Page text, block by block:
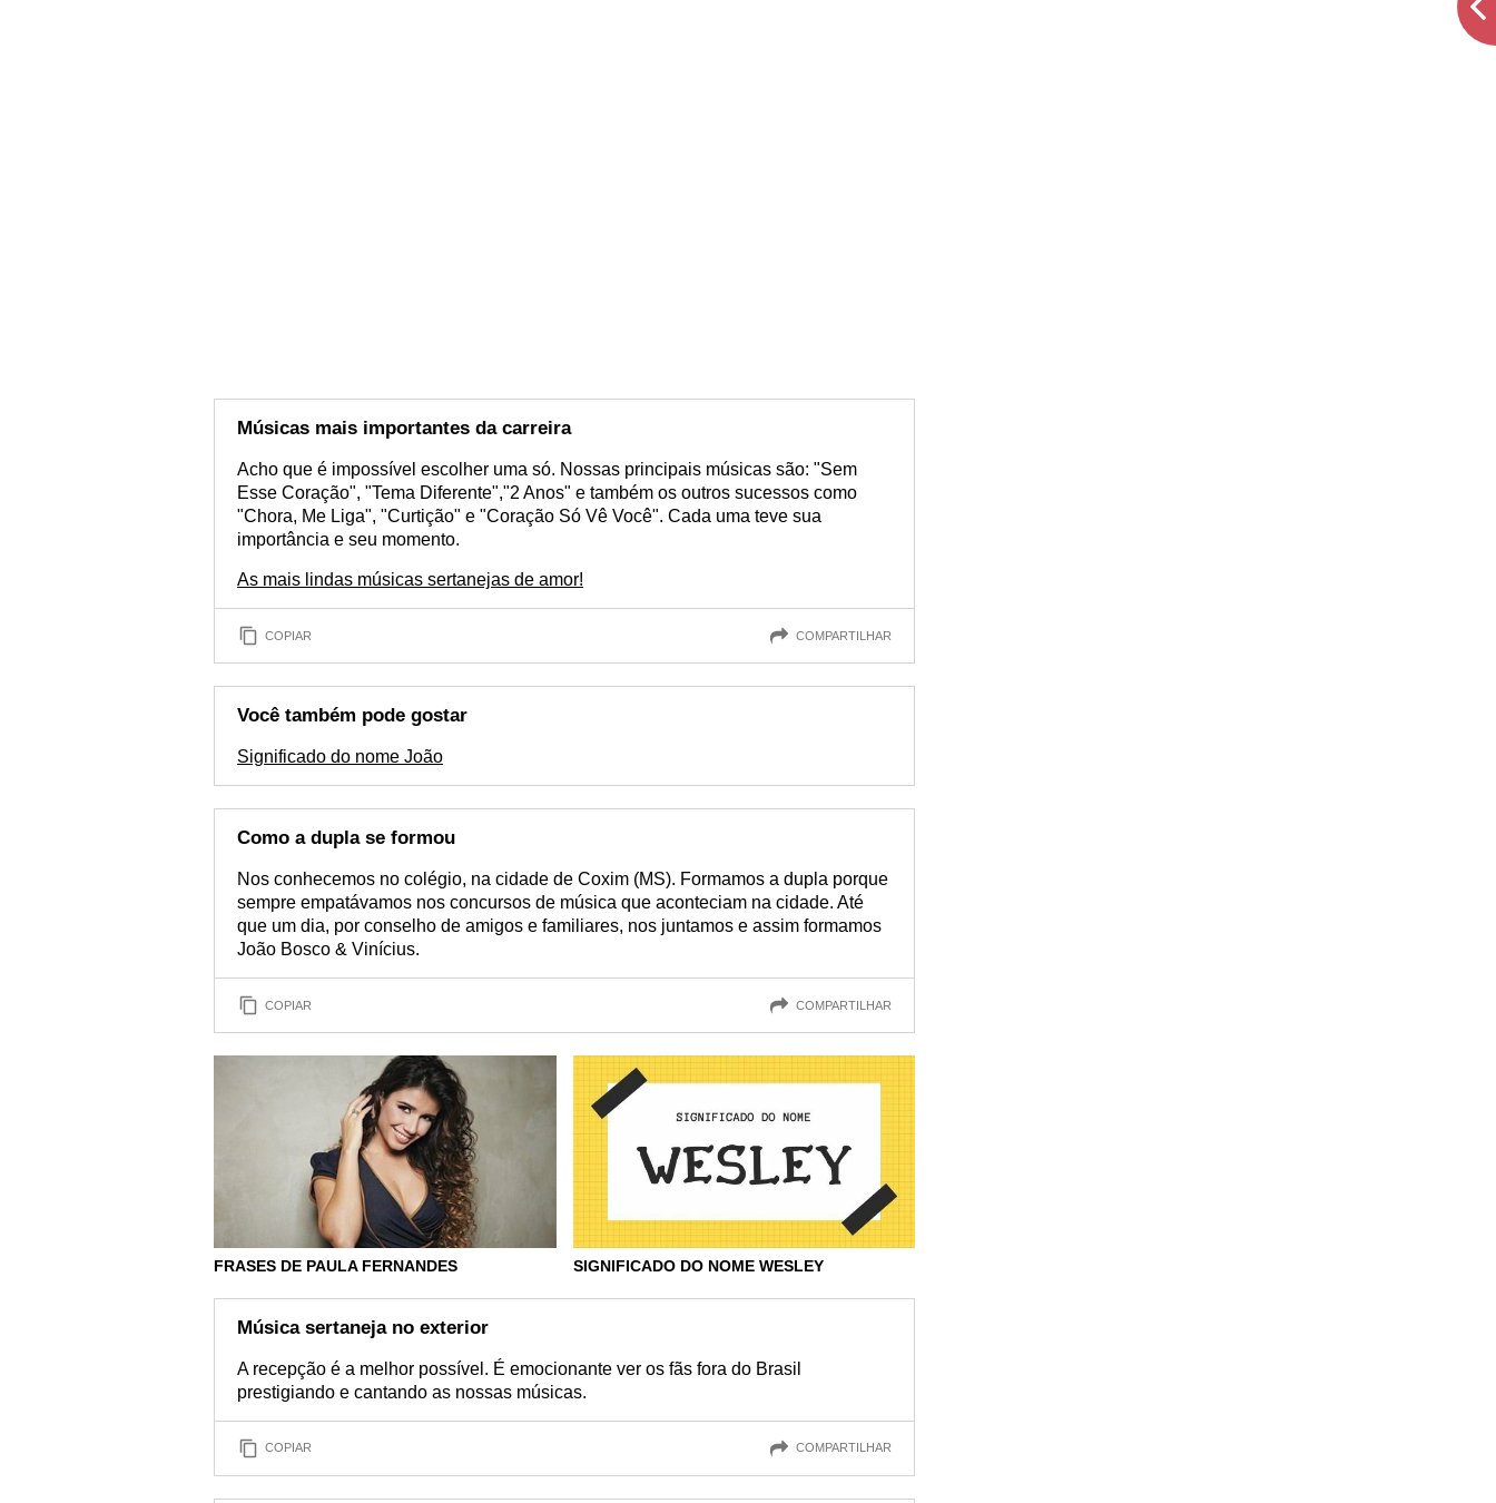
Músicas mais importantes da carreira
Acho que é impossível escolher uma só. Nossas principais músicas são: "Sem
Esse Coração", "Tema Diferente","2 Anos" e também os outros sucessos como
"Chora, Me Liga", "Curtição" e "Coração Só Vê Você". Cada uma teve sua
importância e seu momento.
As mais lindas músicas sertanejas de amor!
COPIAR COMPARTILHAR
Você também pode gostar
Significado do nome João
Como a dupla se formou
Nos conhecemos no colégio, na cidade de Coxim (MS). Formamos a dupla porque
sempre empatávamos nos concursos de música que aconteciam na cidade. Até
que um dia, por conselho de amigos e familiares, nos juntamos e assim formamos
João Bosco & Vinícius.
COPIAR COMPARTILHAR
FRASES DE PAULA FERNANDES SIGNIFICADO DO NOME WESLEY
Música sertaneja no exterior
A recepção é a melhor possível. É emocionante ver os fãs fora do Brasil
prestigiando e cantando as nossas músicas.
COPIAR COMPARTILHAR